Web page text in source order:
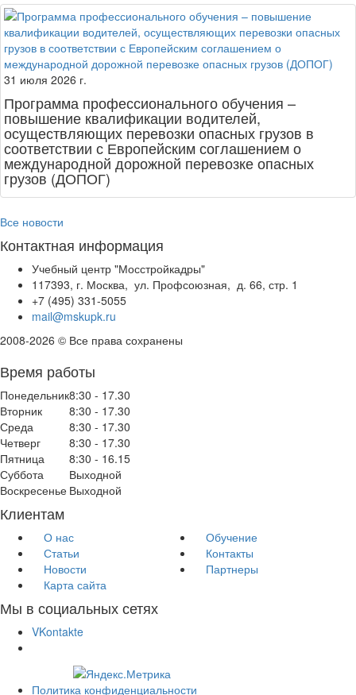
31 июля 2026 г.
Программа профессионального обучения –
повышение квалификации водителей,
осуществляющих перевозки опасных грузов в
соответствии с Европейским соглашением о
международной дорожной перевозке опасных
грузов (ДОПОГ)
Все новости
Контактная информация
Учебный центр "Мосстройкадры"
117393, г. Москва, ул. Профсоюзная, д. 66, стр. 1
+7 (495) 331-5055
mail@mskupk.ru
2008-2026 © Все права сохранены
Время работы
Понедельник8:30 - 17.30
Вторник
8:30 - 17.30
Среда
8:30 - 17.30
Четверг
8:30 - 17.30
Пятница
8:30 - 16.15
Суббота
Выходной
Воскресенье Выходной
Клиентам
О нас
Обучение
Статьи
Контакты
Новости
Партнеры
Карта сайта
Мы в социальных сетях
VKontakte
Политика конфиденциальности